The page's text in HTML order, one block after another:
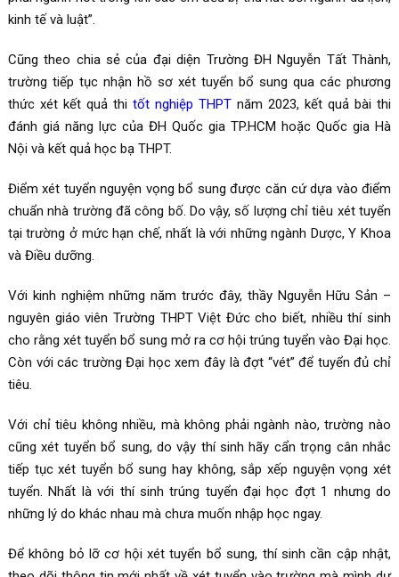
kinh tế và luật”.
Cũng theo chia sẻ của đại diện Trường ĐH Nguyễn Tất Thành,
trường tiếp tục nhận hồ sơ xét tuyển bổ sung qua các phương
thức xét kết quả thi tốt nghiệp THPT năm 2023, kết quả bài thi
đánh giá năng lực của ĐH Quốc gia TP.HCM hoặc Quốc gia Hà
Nội và kết quả học bạ THPT.
Điểm xét tuyển nguyện vọng bổ sung được căn cứ dựa vào điểm
chuẩn nhà trường đã công bố. Do vậy, số lượng chỉ tiêu xét tuyển
tại trường ở mức hạn chế, nhất là với những ngành Dược, Y Khoa
và Điều dưỡng.
Với kinh nghiệm những năm trước đây, thầy Nguyễn Hữu Sản –
nguyên giáo viên Trường THPT Việt Đức cho biết, nhiều thí sinh
cho rằng xét tuyển bổ sung mở ra cơ hội trúng tuyển vào Đại học.
Còn với các trường Đại học xem đây là đợt “vét” để tuyển đủ chỉ
tiêu.
Với chỉ tiêu không nhiều, mà không phải ngành nào, trường nào
cũng xét tuyển bổ sung, do vậy thí sinh hãy cẩn trọng cân nhắc
tiếp tục xét tuyển bổ sung hay không, sắp xếp nguyện vọng xét
tuyển. Nhất là với thí sinh trúng tuyển đại học đợt 1 nhưng do
những lý do khác nhau mà chưa muốn nhập học ngay.
Để không bỏ lỡ cơ hội xét tuyển bổ sung, thí sinh cần cập nhật,